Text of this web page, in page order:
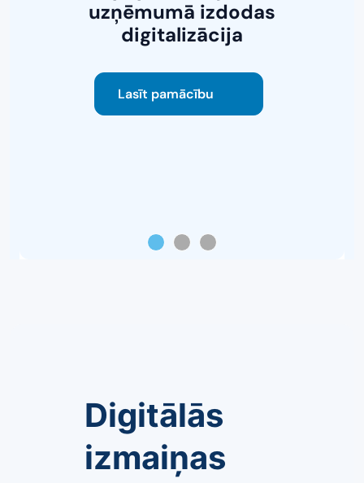
uzņēmumā izdodas
digitalizācija
Lasīt pamācību
Digitālās
izmaiņas